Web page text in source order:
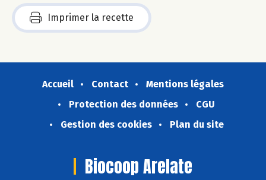
Imprimer la recette
Accueil Contact
Mentions légales
Protection des données
CGU
Gestion des cookies
Plan du site
Biocoop Arelate